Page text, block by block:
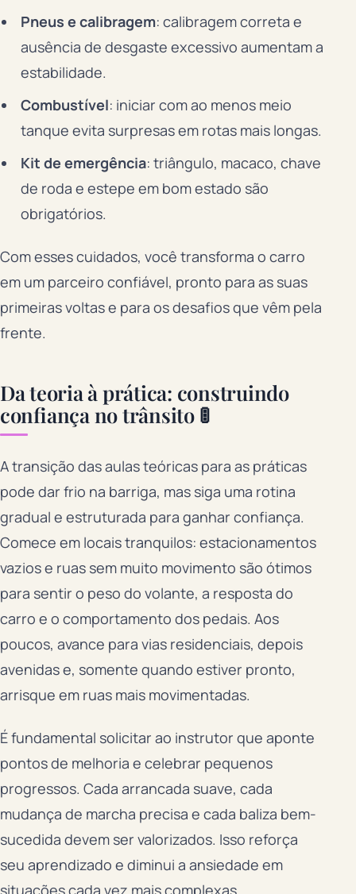
Pneus e calibragem: calibragem correta e
ausência de desgaste excessivo aumentam a
estabilidade.
Combustível: iniciar com ao menos meio
tanque evita surpresas em rotas mais longas.
Kit de emergência: triângulo, macaco, chave
de roda e estepe em bom estado são
obrigatórios.
Com esses cuidados, você transforma o carro
em um parceiro confiável, pronto para as suas
primeiras voltas e para os desafios que vêm pela
frente.
Da teoria à prática: construindo
confiança no trânsito 🚦
A transição das aulas teóricas para as práticas
pode dar frio na barriga, mas siga uma rotina
gradual e estruturada para ganhar confiança.
Comece em locais tranquilos: estacionamentos
vazios e ruas sem muito movimento são ótimos
para sentir o peso do volante, a resposta do
carro e o comportamento dos pedais. Aos
poucos, avance para vias residenciais, depois
avenidas e, somente quando estiver pronto,
arrisque em ruas mais movimentadas.
É fundamental solicitar ao instrutor que aponte
pontos de melhoria e celebrar pequenos
progressos. Cada arrancada suave, cada
mudança de marcha precisa e cada baliza bem-
sucedida devem ser valorizados. Isso reforça
seu aprendizado e diminui a ansiedade em